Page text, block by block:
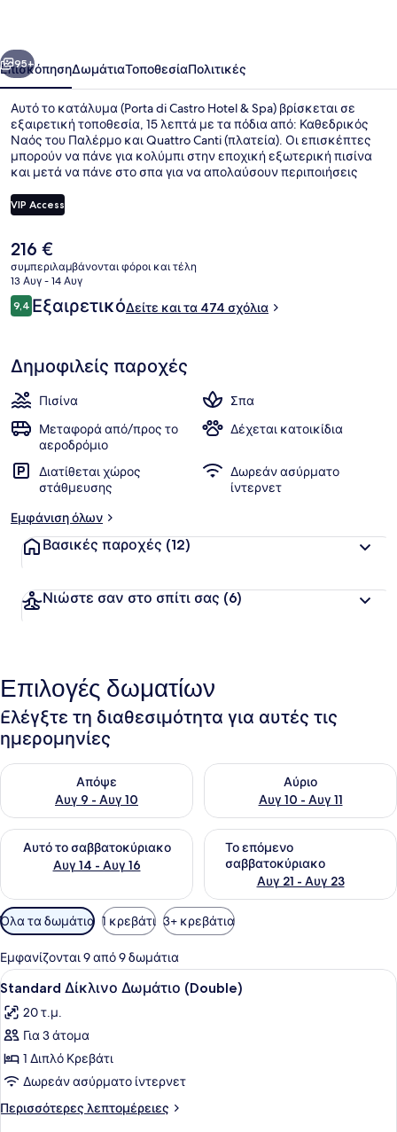
Spa
Επόμενο
95+
ΕπισκόπησηΔωμάτιαΤοποθεσίαΠολιτικές
Αυτό το κατάλυμα (Porta di Castro Hotel & Spa) βρίσκεται σε
εξαιρετική τοποθεσία, 15 λεπτά με τα πόδια από: Καθεδρικός
Ναός του Παλέρμο και Quattro Canti (πλατεία). Οι επισκέπτες
μπορούν να πάνε για κολύμπι στην εποχική εξωτερική πισίνα
και μετά να πάνε στο σπα για να απολαύσουν περιποιήσεις
επίσης μόλις 5 λεπτά με το αυτοκίνητο από: Λιμάνι του
Παλέρμο και Οδός Via Roma. Για το εξυπηρετικό προσωπικό και
από τους ταξιδιώτες.
VIP Access
Η
τρέχουσα
τιμή
είναι
216 €
216 €
συμπεριλαμβάνονται φόροι και τέλη
13 Αυγ - 14 Αυγ
Σχόλια
9,49,4 στα 10
ΕξαιρετικόΔείτε και τα 474 σχόλια
Δημοφιλείς παροχές
Πισίνα
Σπα
Μεταφορά από/προς το
αεροδρόμιο
Δέχεται κατοικίδια
Διατίθεται χώρος
στάθμευσης
Δωρεάν ασύρματο
ίντερνετ
Εμφάνιση όλων
Βασικές παροχές (12)
Νιώστε σαν στο σπίτι σας (6)
Επιλογές δωματίων
Ελέγξτε τη διαθεσιμότητα για αυτές τις
ημερομηνίες
Απόψε
Αυγ 9 - Αυγ 10
Έλεγχος διαθεσιμότητας για απόψε Αυγ 9 - Αυγ 10
Αύριο
Αυγ 10 - Αυγ 11
Έλεγχος διαθεσιμότητας
Αυτό το σαββατοκύριακο
Αυγ 14 - Αυγ 16
Έλεγχος διαθεσιμότητας για αυτό το σαββατοκύριακο Αυγ
Το επόμενο
σαββατοκύριακο
Αυγ 21 - Αυγ 23
Έλεγχος διαθεσιμότητας
Διαθέσιμα
φίλτρα
για
τα
δωμάτια
Όλα τα δωμάτια 1 κρεβάτι 3+ κρεβάτια
Εμφανίζονται 9 από 9 δωμάτια
Προβολή
όλων
των
φωτογραφιών
για
Standard
Δίκλινο
Δωμάτιο
Ένα υπνοδωμάτιο με ένα μεγάλο
6
Standard Δίκλινο Δωμάτιο (Double)
20 τ.μ.
Για 3 άτομα
1 Διπλό Κρεβάτι
Δωρεάν ασύρματο ίντερνετ
Περισσότερες λεπτομέρειες
Περισσότερες